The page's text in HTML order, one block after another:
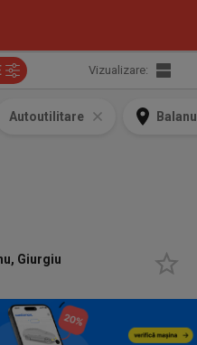
Vizualizare:
Autoutilitare
Giurgiu